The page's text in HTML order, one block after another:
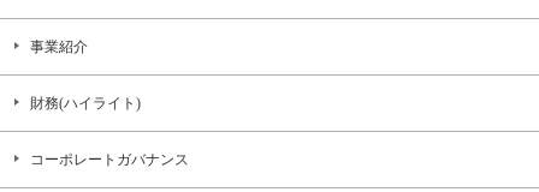
事業紹介
財務(ハイライト)
コーポレートガバナンス